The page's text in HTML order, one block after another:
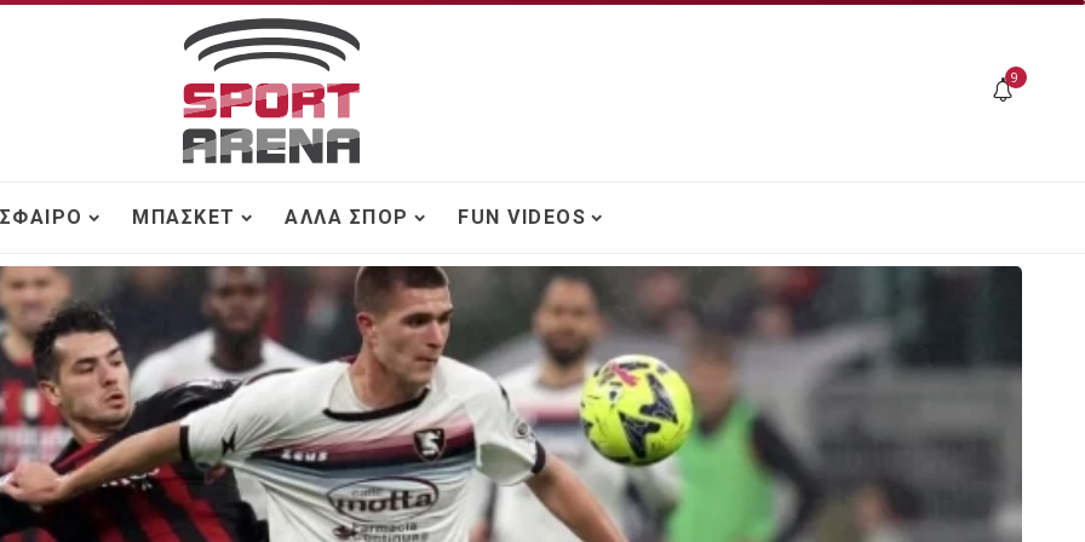
9
ΜΠΆΣΚΕΤ ΆΛΛΑ ΣΠΟΡ FUN VIDEOS